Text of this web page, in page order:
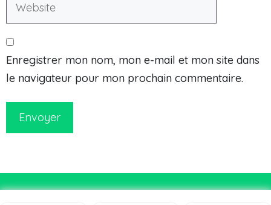
Enregistrer mon nom, mon e-mail et mon site dans
le navigateur pour mon prochain commentaire.
Envoyer